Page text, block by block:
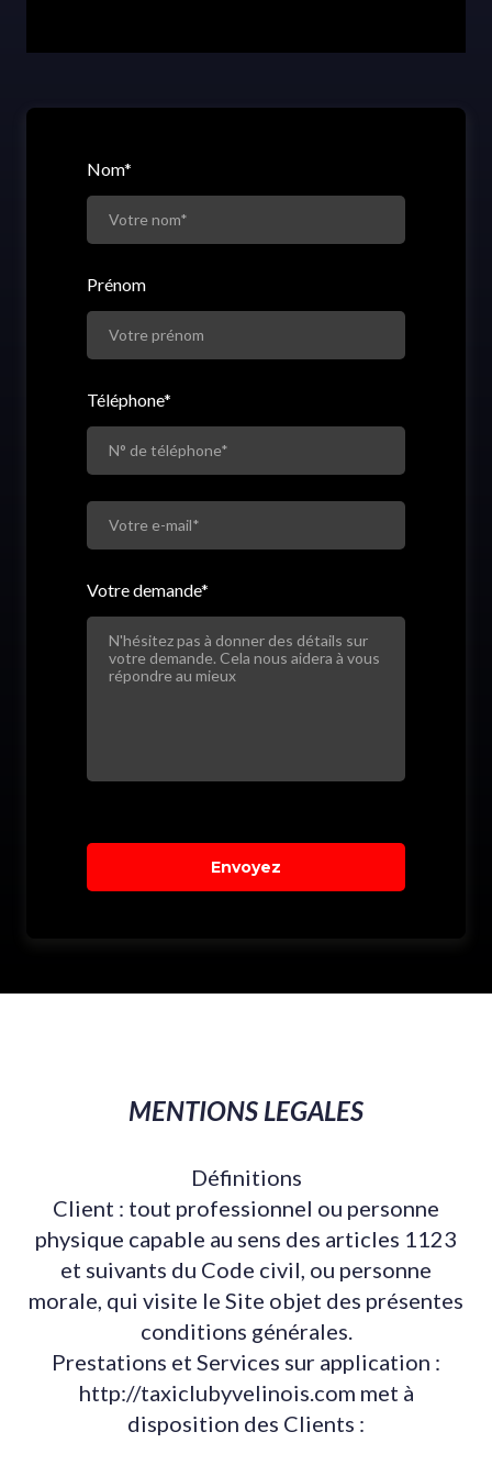
Nom*
Prénom
Téléphone*
Votre demande*
Envoyez
MENTIONS LEGALES
Définitions
Client : tout professionnel ou personne
physique capable au sens des articles 1123
et suivants du Code civil, ou personne
morale, qui visite le Site objet des présentes
conditions générales.
Prestations et Services sur application :
http://taxiclubyvelinois.com met à
disposition des Clients :